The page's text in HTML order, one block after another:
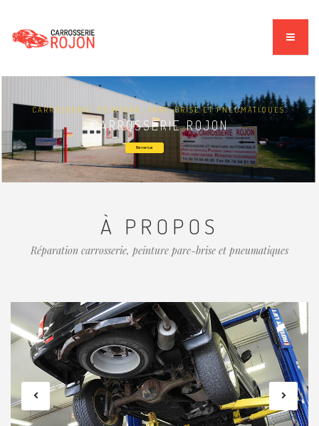
CARROSSERIE, PEINTURE, PARE-BRISE ET PNEUMATIQUES.
CARROSSERIE ROJON
Bienvenue
À PROPOS
Réparation carrosserie, peinture pare-brise et pneumatiques